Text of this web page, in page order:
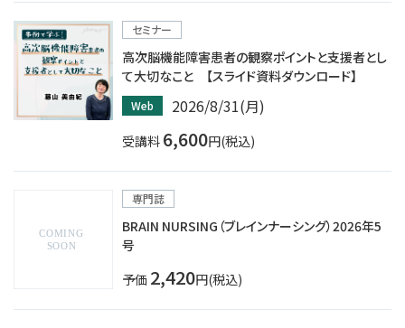
セミナー
高次脳機能障害患者の観察ポイントと支援者とし
て大切なこと 【スライド資料ダウンロード】
Web 2026/8/31(月)
受講料 6,600円(税込)
専門誌
BRAIN NURSING（ブレインナーシング）2026年5
号
予価 2,420円(税込)